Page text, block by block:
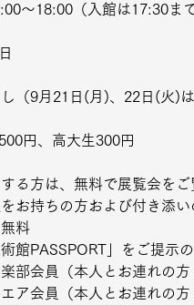
～18:00（入館は17:30まで
（9月21日(月)、22日(火)
円、高大生300円
る方は、無料で展覧会をご
お持ちの方および付き添
料
館PASSPORT」をご提示
部会員（本人とお連れの方
ア会員（本人とお連れの方